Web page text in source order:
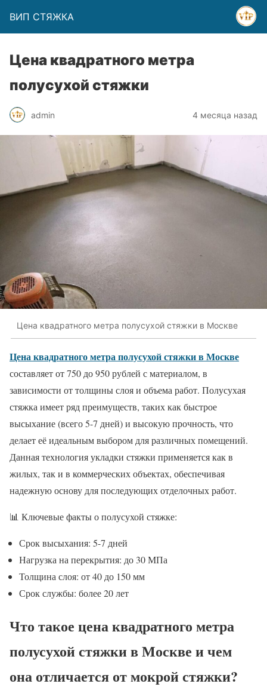
ВИП СТЯЖКА
Цена квадратного метра
полусухой стяжки
admin 4 месяца назад
Цена квадратного метра полусухой стяжки в Москве
Цена квадратного метра полусухой стяжки в Москве
составляет от 750 до 950 рублей с материалом, в
зависимости от толщины слоя и объема работ. Полусухая
стяжка имеет ряд преимуществ, таких как быстрое
высыхание (всего 5-7 дней) и высокую прочность, что
делает её идеальным выбором для различных помещений.
Данная технология укладки стяжки применяется как в
жилых, так и в коммерческих объектах, обеспечивая
надежную основу для последующих отделочных работ.
📊 Ключевые факты о полусухой стяжке:
Срок высыхания: 5-7 дней
Нагрузка на перекрытия: до 30 МПа
Толщина слоя: от 40 до 150 мм
Срок службы: более 20 лет
Что такое цена квадратного метра
полусухой стяжки в Москве и чем
она отличается от мокрой стяжки?